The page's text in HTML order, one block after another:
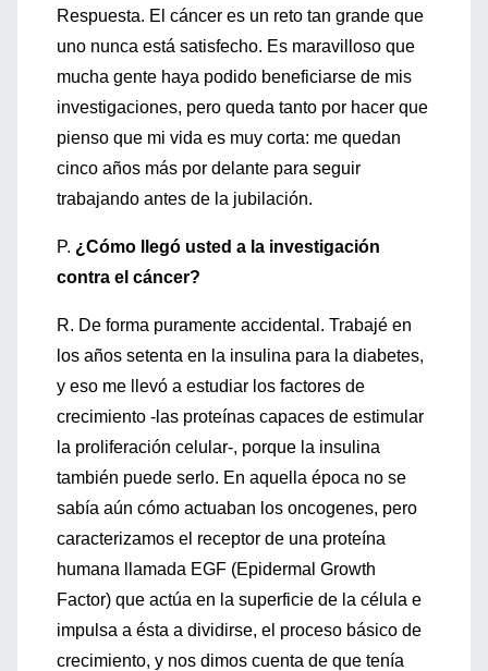
Respuesta. El cáncer es un reto tan grande que
uno nunca está satisfecho. Es maravilloso que
mucha gente haya podido beneficiarse de mis
investigaciones, pero queda tanto por hacer que
pienso que mi vida es muy corta: me quedan
cinco años más por delante para seguir
trabajando antes de la jubilación.
P. ¿Cómo llegó usted a la investigación
contra el cáncer?
R. De forma puramente accidental. Trabajé en
los años setenta en la insulina para la diabetes,
y eso me llevó a estudiar los factores de
crecimiento -las proteínas capaces de estimular
la proliferación celular-, porque la insulina
también puede serlo. En aquella época no se
sabía aún cómo actuaban los oncogenes, pero
caracterizamos el receptor de una proteína
humana llamada EGF (Epidermal Growth
Factor) que actúa en la superficie de la célula e
impulsa a ésta a dividirse, el proceso básico de
crecimiento, y nos dimos cuenta de que tenía